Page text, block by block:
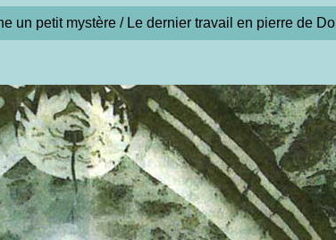
un petit mystère / Le dernier travail en pierre de